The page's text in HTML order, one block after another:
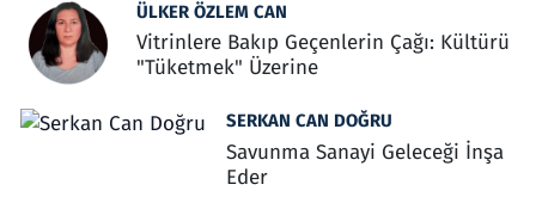
ÜLKER ÖZLEM CAN
Vitrinlere Bakıp Geçenlerin Çağı: Kültürü
"Tüketmek" Üzerine
SERKAN CAN DOĞRU
Savunma Sanayi Geleceği İnşa
Eder